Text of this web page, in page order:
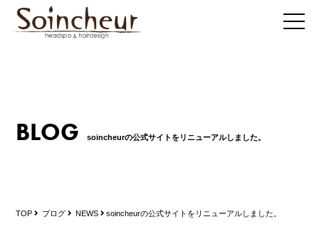
BLOG soincheurの公式サイトをリニューアルしました。
TOP ブログ NEWS soincheurの公式サイトをリニューアルしました。